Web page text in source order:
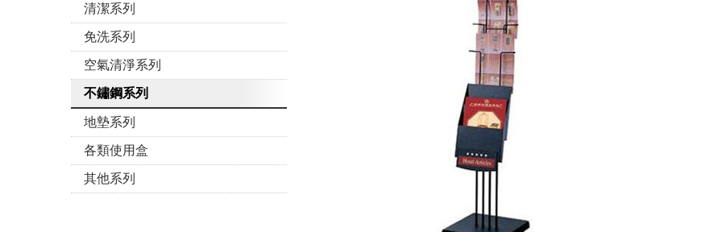
清潔系列
免洗系列
空氣清淨系列
不鏽鋼系列
地墊系列
各類使用盒
其他系列